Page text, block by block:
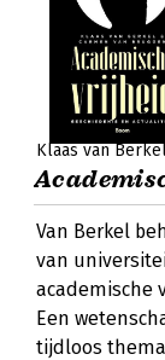
Klaas van
Van Berkel
van
academische
Een
tijdloos